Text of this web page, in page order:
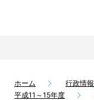
ホーム 行政情報
平成11～15年度